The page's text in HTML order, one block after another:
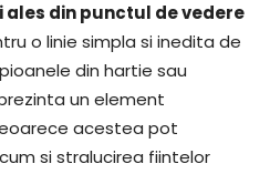
din punctul de vedere
o linie simpla si inedita de
din hartie sau
un element
acestea pot
si stralucirea fiintelor